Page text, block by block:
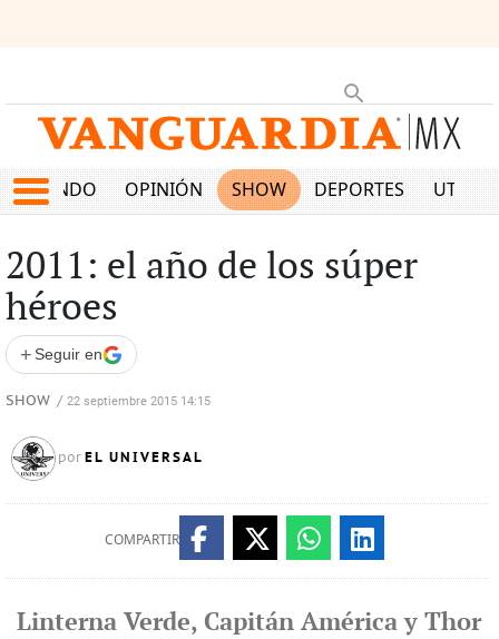
MUNDO OPINIÓN SHOW DEPORTES
2011: el año de los súper
héroes
+ Seguir en
SHOW / 22 septiembre 2015 14:15
por EL UNIVERSAL
COMPARTIR
Linterna Verde, Capitán América y Thor